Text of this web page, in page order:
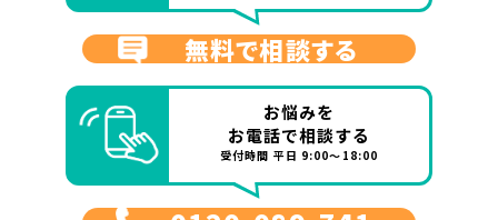
無料で相談する
お悩みを
お電話で相談する
受付時間 平日 9:00～18:00